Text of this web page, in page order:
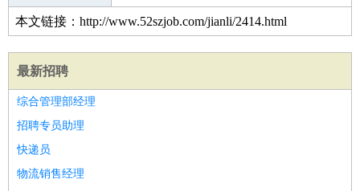
本文链接：http://www.52szjob.com/jianli/2414.html
最新招聘
综合管理部经理
招聘专员助理
快递员
物流销售经理